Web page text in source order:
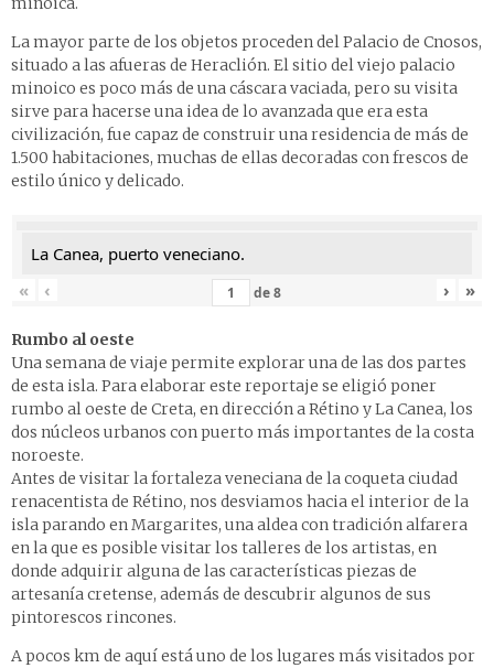
La mayor parte de los objetos proceden del Palacio de Cnosos,
situado a las afueras de Heraclión. El sitio del viejo palacio
minoico es poco más de una cáscara vaciada, pero su visita
sirve para hacerse una idea de lo avanzada que era esta
civilización, fue capaz de construir una residencia de más de
1.500 habitaciones, muchas de ellas decoradas con frescos de
estilo único y delicado.
La Canea, puerto veneciano.
«
‹ de8 › »
Rumbo al oeste
Una semana de viaje permite explorar una de las dos partes
de esta isla. Para elaborar este reportaje se eligió poner
rumbo al oeste de Creta, en dirección a Rétino y La Canea, los
dos núcleos urbanos con puerto más importantes de la costa
noroeste.
Antes de visitar la fortaleza veneciana de la coqueta ciudad
renacentista de Rétino, nos desviamos hacia el interior de la
isla parando en Margarites, una aldea con tradición alfarera
en la que es posible visitar los talleres de los artistas, en
donde adquirir alguna de las características piezas de
artesanía cretense, además de descubrir algunos de sus
pintorescos rincones.
A pocos km de aquí está uno de los lugares más visitados por